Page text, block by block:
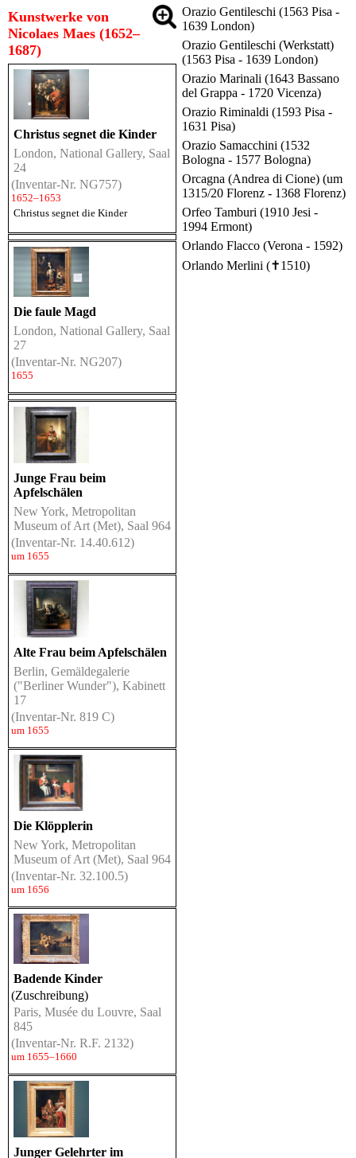
Kunstwerke von
Nicolaes Maes (1652–
1687)
Christus segnet die Kinder
London, National Gallery, Saal
24
(Inventar-Nr. NG757)
1652–1653
Christus segnet die Kinder
Die faule Magd
London, National Gallery, Saal
27
(Inventar-Nr. NG207)
1655
Junge Frau beim
Apfelschälen
New York, Metropolitan
Museum of Art (Met), Saal 964
(Inventar-Nr. 14.40.612)
um 1655
Alte Frau beim Apfelschälen
Berlin, Gemäldegalerie
("Berliner Wunder"), Kabinett
17
(Inventar-Nr. 819 C)
um 1655
Die Klöpplerin
New York, Metropolitan
Museum of Art (Met), Saal 964
(Inventar-Nr. 32.100.5)
um 1656
Badende Kinder
(Zuschreibung)
Paris, Musée du Louvre, Saal
845
(Inventar-Nr. R.F. 2132)
um 1655–1660
Junger Gelehrter im
Orazio Gentileschi (1563 Pisa -
1639 London)
Orazio Gentileschi (Werkstatt)
(1563 Pisa - 1639 London)
Orazio Marinali (1643 Bassano
del Grappa - 1720 Vicenza)
Orazio Riminaldi (1593 Pisa -
1631 Pisa)
Orazio Samacchini (1532
Bologna - 1577 Bologna)
Orcagna (Andrea di Cione) (um
1315/20 Florenz - 1368 Florenz)
Orfeo Tamburi (1910 Jesi -
1994 Ermont)
Orlando Flacco (Verona - 1592)
Orlando Merlini (✝1510)